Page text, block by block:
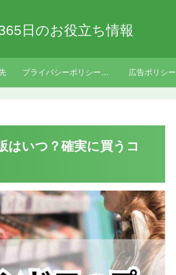
日のお役立ち情報
プライバシーポリシー・免責事項 広告ポリシー
はいつ？確実に買うコ